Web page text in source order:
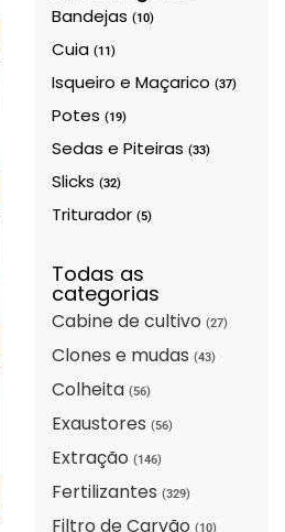
Bandejas(10)
Cuia(11)
Isqueiro e Maçarico(37)
Potes(19)
Sedas e Piteiras(33)
Slicks(32)
Triturador(5)
Todas as
categorias
Cabine de cultivo(27)
Clones e mudas(43)
Colheita(56)
Exaustores(56)
Extração(146)
Fertilizantes(329)
Filtro de Carvão(10)